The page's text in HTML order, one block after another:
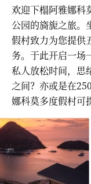
欢迎下榻阿雅娜科
公园的旖旎之旅。
假村致力为您提供
务。于此开启一场
私人放松时间，思
之间？亦或是在
娜科莫多度假村可